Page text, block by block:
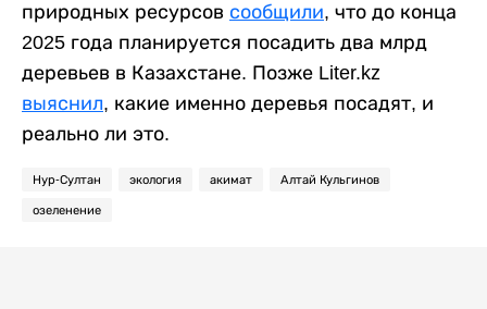
природных ресурсов сообщили, что до конца
2025 года планируется посадить два млрд
деревьев в Казахстане. Позже Liter.kz
выяснил, какие именно деревья посадят, и
реально ли это.
Нур-Султан экология акимат Алтай Кульгинов
озеленение